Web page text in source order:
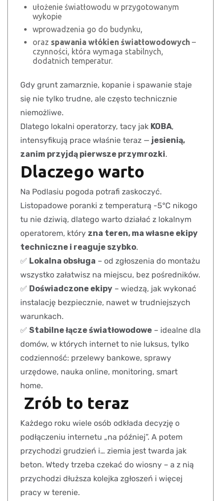
ułożenie światłowodu w przygotowanym
wykopie
wprowadzenia go do budynku,
oraz spawania włókien światłowodowych –
czynności, która wymaga stabilnych,
dodatnich temperatur.
Gdy grunt zamarznie, kopanie i spawanie staje
się nie tylko trudne, ale często technicznie
niemożliwe.
Dlatego lokalni operatorzy, tacy jak KOBA,
intensyfikują prace właśnie teraz — jesienią,
zanim przyjdą pierwsze przymrozki.
Dlaczego warto
Na Podlasiu pogoda potrafi zaskoczyć.
Listopadowe poranki z temperaturą -5°C nikogo
tu nie dziwią, dlatego warto działać z lokalnym
operatorem, który zna teren, ma własne ekipy
techniczne i reaguje szybko.
✅ Lokalna obsługa – od zgłoszenia do montażu
wszystko załatwisz na miejscu, bez pośredników.
✅ Doświadczone ekipy – wiedzą, jak wykonać
instalację bezpiecznie, nawet w trudniejszych
warunkach.
✅ Stabilne łącze światłowodowe – idealne dla
domów, w których internet to nie luksus, tylko
codzienność: przelewy bankowe, sprawy
urzędowe, nauka online, monitoring, smart
home.
Zrób to teraz
Każdego roku wiele osób odkłada decyzję o
podłączeniu internetu „na później”. A potem
przychodzi grudzień i… ziemia jest twarda jak
beton. Wtedy trzeba czekać do wiosny – a z nią
przychodzi dłuższa kolejka zgłoszeń i więcej
pracy w terenie.